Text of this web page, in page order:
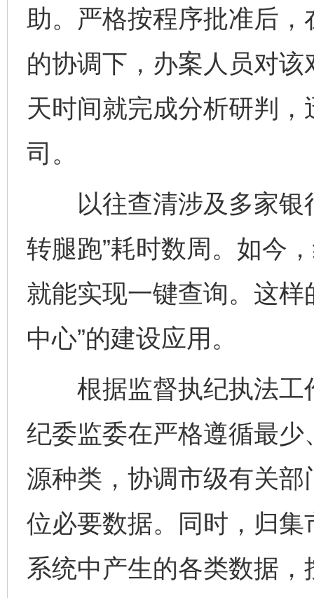
助。严格按程序批准后
的协调下，办案人员对
天时间就完成分析研判
司。
以往查清涉及多家银
转腿跑”耗时数周。如今
就能实现一键查询。这样
中心”的建设应用。
根据监督执纪执法工
纪委监委在严格遵循最
源种类，协调市级有关
位必要数据。同时，归
系统中产生的各类数据